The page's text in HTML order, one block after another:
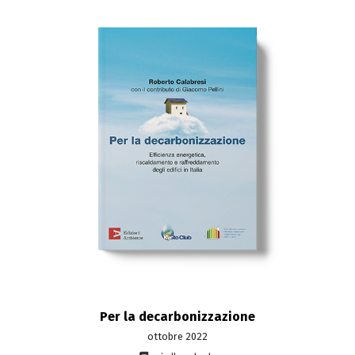
Per la decarbonizzazione
ottobre 2022